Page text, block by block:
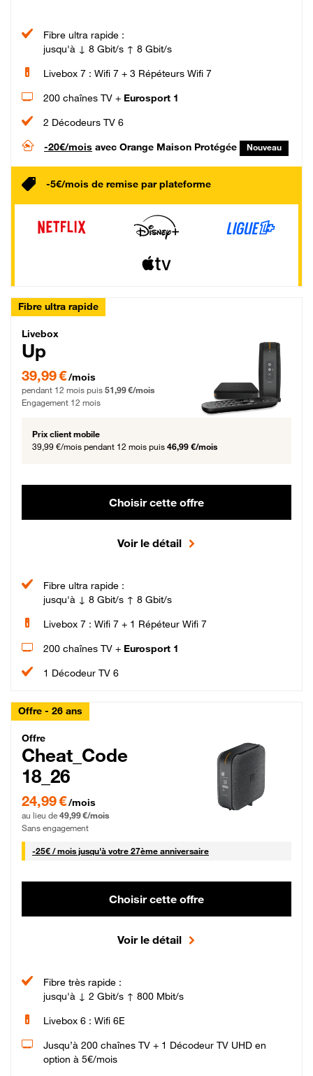
Fibre ultra rapide :
jusqu'à ↓ 8 Gbit/s ↑ 8 Gbit/s
Livebox 7 : Wifi 7 + 3 Répéteurs Wifi 7
200 chaînes TV + Eurosport 1
2 Décodeurs TV 6
-20€/mois avec Orange Maison Protégée Nouveau
-5€/mois de remise par plateforme
Fibre ultra rapide
Livebox Up Fibre
Livebox
Up
39,99 € par mois pendant 12 mois puis 51,99 € par mois, Engagement 12 mois
39,99 €/mois
pendant 12 mois puis 51,99 €/mois
Engagement 12 mois
Prix client mobile
39,99 €/mois pendant 12 mois puis 46,99 €/mois
Choisir cette offre
Voir le détail
Fibre ultra rapide :
jusqu'à ↓ 8 Gbit/s ↑ 8 Gbit/s
Livebox 7 : Wifi 7 + 1 Répéteur Wifi 7
200 chaînes TV + Eurosport 1
1 Décodeur TV 6
Offre - 26 ans
Cheat_Code Fibre_18_26
Offre
Cheat_Code
18_26
24,99 € par mois pendant 0 mois puis 49,99 € par mois, Sans engagement
24,99 €/mois
au lieu de 49,99 €/mois
Sans engagement
-25€ / mois25 € par mois
jusqu'à votre 27ème anniversaire
Choisir cette offre
Voir le détail
Fibre très rapide :
jusqu'à ↓ 2 Gbit/s ↑ 800 Mbit/s
Livebox 6 : Wifi 6E
Jusqu’à 200 chaînes TV + 1 Décodeur TV UHD en
option à 5€/mois